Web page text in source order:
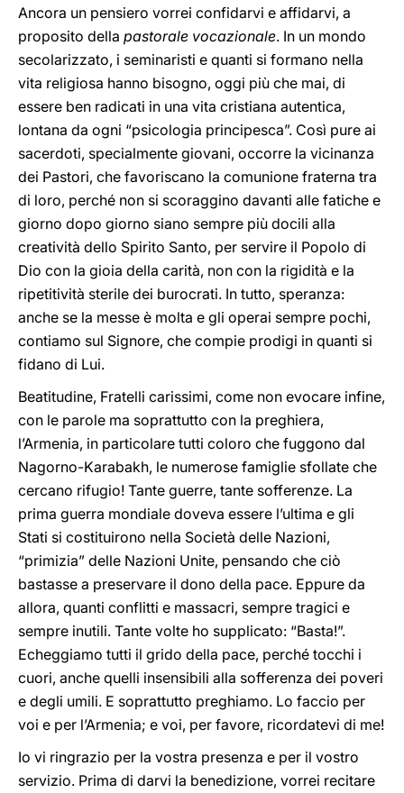
Ancora un pensiero vorrei confidarvi e affidarvi, a
proposito della pastorale vocazionale. In un mondo
secolarizzato, i seminaristi e quanti si formano nella
vita religiosa hanno bisogno, oggi più che mai, di
essere ben radicati in una vita cristiana autentica,
lontana da ogni “psicologia principesca”. Così pure ai
sacerdoti, specialmente giovani, occorre la vicinanza
dei Pastori, che favoriscano la comunione fraterna tra
di loro, perché non si scoraggino davanti alle fatiche e
giorno dopo giorno siano sempre più docili alla
creatività dello Spirito Santo, per servire il Popolo di
Dio con la gioia della carità, non con la rigidità e la
ripetitività sterile dei burocrati. In tutto, speranza:
anche se la messe è molta e gli operai sempre pochi,
contiamo sul Signore, che compie prodigi in quanti si
fidano di Lui.
Beatitudine, Fratelli carissimi, come non evocare infine,
con le parole ma soprattutto con la preghiera,
l’Armenia, in particolare tutti coloro che fuggono dal
Nagorno-Karabakh, le numerose famiglie sfollate che
cercano rifugio! Tante guerre, tante sofferenze. La
prima guerra mondiale doveva essere l’ultima e gli
Stati si costituirono nella Società delle Nazioni,
“primizia” delle Nazioni Unite, pensando che ciò
bastasse a preservare il dono della pace. Eppure da
allora, quanti conflitti e massacri, sempre tragici e
sempre inutili. Tante volte ho supplicato: “Basta!”.
Echeggiamo tutti il grido della pace, perché tocchi i
cuori, anche quelli insensibili alla sofferenza dei poveri
e degli umili. E soprattutto preghiamo. Lo faccio per
voi e per l’Armenia; e voi, per favore, ricordatevi di me!
Io vi ringrazio per la vostra presenza e per il vostro
servizio. Prima di darvi la benedizione, vorrei recitare